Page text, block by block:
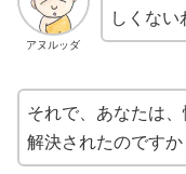
アヌルッダ
しくない
それで、あなたは、
解決されたのですか